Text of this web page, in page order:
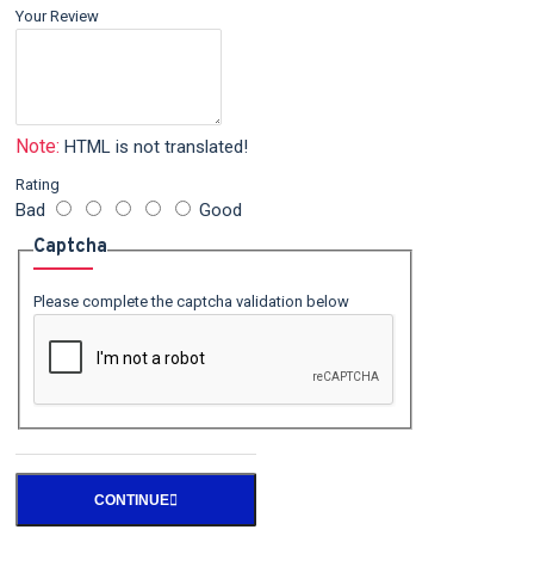
Your Review
Note: HTML is not translated!
Rating
Bad Good
Captcha
Please complete the captcha validation below
CONTINUE